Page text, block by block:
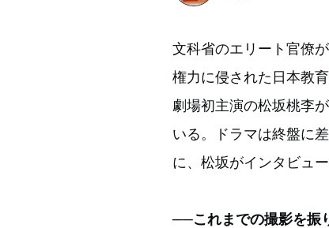
文科省のエリート官僚
権力に侵された日本教
劇場初主演の松坂桃李
いる。ドラマは終盤に
に、松坂がインタビュ
──これまでの撮影を振